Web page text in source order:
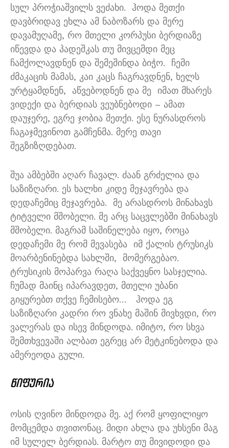
სულ პროჭიაშვილს ვეძახი.
ჰოდა მეთქი
დავბრიდავ ეხლა ამ ნაბოზარს და მერე
დავამუღამე, რო მთელი კორპუსი ბერდიაზე
იწევდა და პადეშკას თუ მივცემდი მეც
ჩამქოლავდნენ და შემეშინდა ბიჭო.
ჩემი
ძმაკაცის მამას, კაი კაცს ჩაგრავდნენ, ხელს
ურტყამდნენ, აწვებოდნენ და მე
იმათ მხარეს
ვიდექი და ბერდიას ვეუბნებოდი – ამათ
დაუჯერე, ეგრე ჯობია მეთქი. ესე ნურასდროს
ჩაგაჯმევინოთ გამჩენმა. მერე თავი
შეგზიზღდებათ.
შუა ამბებში აღარ ჩავალ. ძაან გრძელია და
საზიზღარი. ეს ხალხი კიდე მეჯავრება და
დედაჩემიც მეჯავრება.
მე არასდროს მინახავს
ტიტველი მშობელი. მე არც საცვლებში მინახავს
მშობელი. მაგრამ საშინელება იყო, როცა
დედაჩემი მე რომ მევასება
იმ ქალის ტრუსიკს
მოარბენინებდა სახლში, მომერგებაო.
ტრუსიკის მოპარვა რაღა საქვეყნო სასჯელია.
ჩუმად მაინც იპარავდეთ, მთელი უბანი
გიყურებთ თქვე ჩემისებო…
ჰოდა ეგ
საზიზღარი კადრი რო ვნახე მაშინ მივხვდი, რო
ვალერას და ისევ მინდოდა. იმიტო, რო სხვა
შემთხვევაში ალბათ ეგრეც არ მეტკინებოდა და
ამერეოდა გული.
წიფურია
ოსის ღვინო მინდოდა მე. აქ რომ ყოფილიყო
მომცემდა თვითონაც. მიდი ახლა და უხსენი მაგ
იმ სულელ ბერდიას. მარტო თუ მივიდოდი და